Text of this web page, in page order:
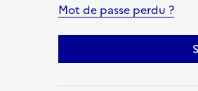
Mot de passe perdu ?